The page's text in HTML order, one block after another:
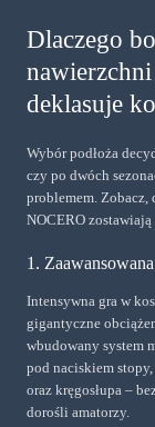
Dlaczego
deklasuje
Wybór podłoża
czy po dwóch
problemem. Zobacz,
NOCERO
1.
Intensywna gra w
gigantyczne
wbudowany system
pod naciskiem
oraz kręgosłupa –
dorośli amatorzy.